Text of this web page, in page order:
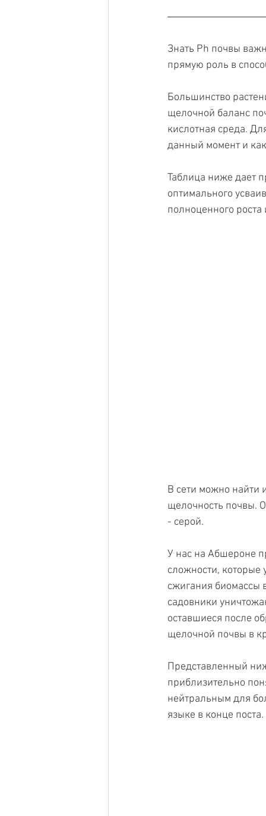
Знать Ph почвы
прямую роль в
Большинство
щелочной баланс
кислотная среда.
данный момент и
Таблица ниже дает
оптимального
полноценного
В сети можно найти
щелочность почвы.
- серой.
У нас на Абшероне
сложности, которые
сжигания биомассы
садовники
оставшиеся после
щелочной почвы в
Представленный
приблизительно
нейтральным для
языке в конце поста.